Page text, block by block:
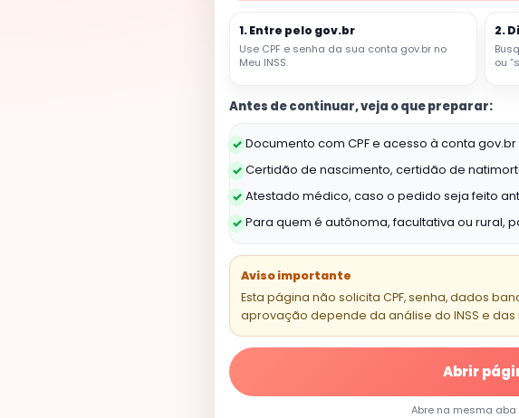
1. Entre pelo gov.br
Use CPF e senha da sua conta gov.br no
Meu INSS.
2.
ou
Antes de continuar, veja o que preparar:
✓ Documento com CPF e acesso à conta gov.br
✓ Certidão de nascimento, certidão de
✓ Atestado médico, caso o pedido seja feito
✓ Para quem é autônoma, facultativa ou rural,
Aviso importante
Esta página não solicita CPF, senha, dados
aprovação depende da análise do INSS e
Abrir
Abre na mesma aba